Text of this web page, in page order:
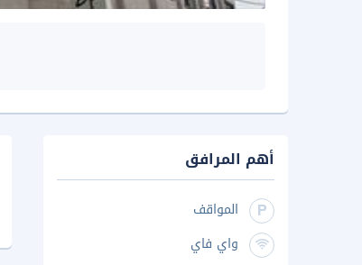
أهم المرافق
المواقف
واي فاي